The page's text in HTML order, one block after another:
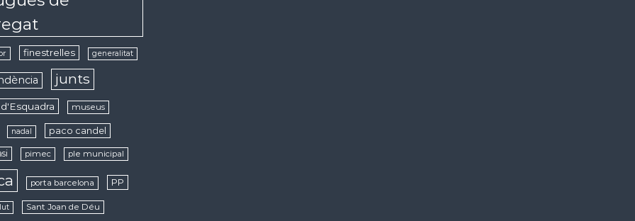
finestrelles generalitat
junts
museus
nadal paco candel
pimec ple municipal
porta barcelona PP
Sant Joan de Déu